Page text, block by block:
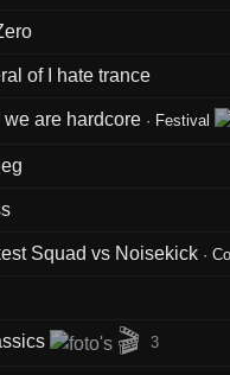
of I hate trance
we are hardcore · Festival
Squad vs Noisekick ·
🎬 3